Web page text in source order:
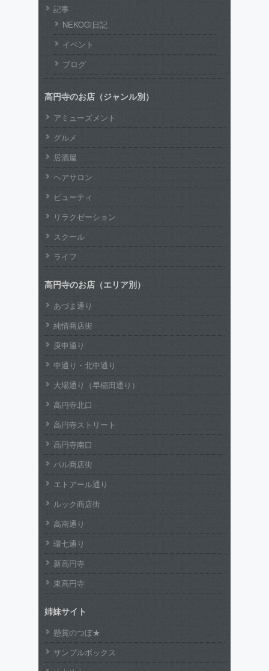
記事
NEKOGi日記
イベント
ブログ
高円寺のお店（ジャンル別）
アミューズメント
グルメ
居酒屋
ヘアサロン
ビューティ
リラクゼーション
スクール
ライフ
高円寺のお店（エリア別）
あづま通り
純情商店街
庚申通り
中通り・北中通り
大場通り（早稲田通り）
高円寺北口
高円寺ストリート
高円寺南口
パル商店街
エトアール通り
ルック商店街
高南通り
環七通り
新高円寺
東高円寺
姉妹サイト
懸賞のつぼ★
サンプルボックス